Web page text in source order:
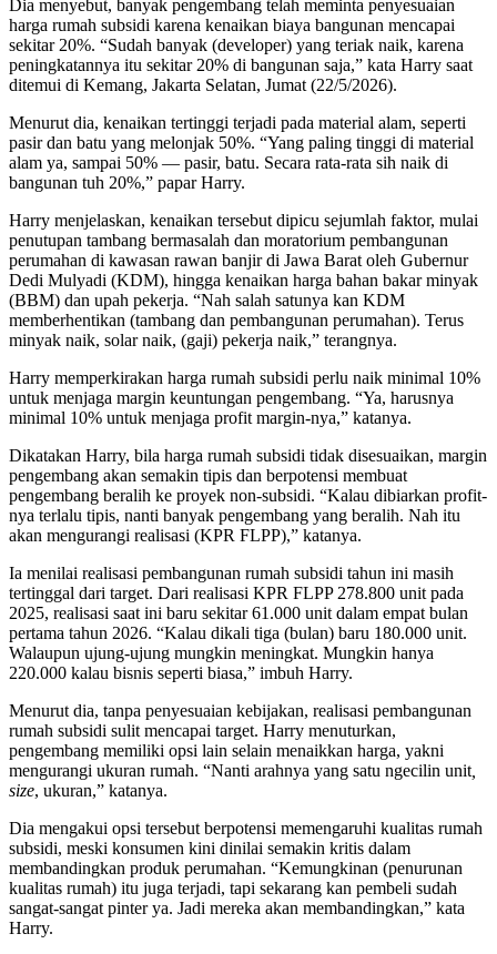
Dia menyebut, banyak pengembang telah meminta penyesuaian
harga rumah subsidi karena kenaikan biaya bangunan mencapai
sekitar 20%. “Sudah banyak (developer) yang teriak naik, karena
peningkatannya itu sekitar 20% di bangunan saja,” kata Harry saat
ditemui di Kemang, Jakarta Selatan, Jumat (22/5/2026).
Menurut dia, kenaikan tertinggi terjadi pada material alam, seperti
pasir dan batu yang melonjak 50%. “Yang paling tinggi di material
alam ya, sampai 50% — pasir, batu. Secara rata-rata sih naik di
bangunan tuh 20%,” papar Harry.
Harry menjelaskan, kenaikan tersebut dipicu sejumlah faktor, mulai
penutupan tambang bermasalah dan moratorium pembangunan
perumahan di kawasan rawan banjir di Jawa Barat oleh Gubernur
Dedi Mulyadi (KDM), hingga kenaikan harga bahan bakar minyak
(BBM) dan upah pekerja. “Nah salah satunya kan KDM
memberhentikan (tambang dan pembangunan perumahan). Terus
minyak naik, solar naik, (gaji) pekerja naik,” terangnya.
Harry memperkirakan harga rumah subsidi perlu naik minimal 10%
untuk menjaga margin keuntungan pengembang. “Ya, harusnya
minimal 10% untuk menjaga profit margin-nya,” katanya.
Dikatakan Harry, bila harga rumah subsidi tidak disesuaikan, margin
pengembang akan semakin tipis dan berpotensi membuat
pengembang beralih ke proyek non-subsidi. “Kalau dibiarkan profit-
nya terlalu tipis, nanti banyak pengembang yang beralih. Nah itu
akan mengurangi realisasi (KPR FLPP),” katanya.
Ia menilai realisasi pembangunan rumah subsidi tahun ini masih
tertinggal dari target. Dari realisasi KPR FLPP 278.800 unit pada
2025, realisasi saat ini baru sekitar 61.000 unit dalam empat bulan
pertama tahun 2026. “Kalau dikali tiga (bulan) baru 180.000 unit.
Walaupun ujung-ujung mungkin meningkat. Mungkin hanya
220.000 kalau bisnis seperti biasa,” imbuh Harry.
Menurut dia, tanpa penyesuaian kebijakan, realisasi pembangunan
rumah subsidi sulit mencapai target. Harry menuturkan,
pengembang memiliki opsi lain selain menaikkan harga, yakni
mengurangi ukuran rumah. “Nanti arahnya yang satu ngecilin unit
size, ukuran,” katanya.
Dia mengakui opsi tersebut berpotensi memengaruhi kualitas rumah
subsidi, meski konsumen kini dinilai semakin kritis dalam
membandingkan produk perumahan. “Kemungkinan (penurunan
kualitas rumah) itu juga terjadi, tapi sekarang kan pembeli sudah
sangat-sangat pinter ya. Jadi mereka akan membandingkan,” kata
Harry.